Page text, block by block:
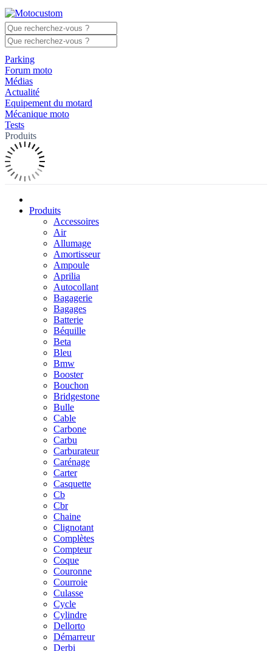
Parking
Forum moto
Médias
Actualité
Equipement du motard
Mécanique moto
Tests
Produits
Produits
Accessoires
Air
Allumage
Amortisseur
Ampoule
Aprilia
Autocollant
Bagagerie
Bagages
Batterie
Béquille
Beta
Bleu
Bmw
Booster
Bouchon
Bridgestone
Bulle
Cable
Carbone
Carbu
Carburateur
Carénage
Carter
Casquette
Cb
Cbr
Chaine
Clignotant
Complètes
Compteur
Coque
Couronne
Courroie
Culasse
Cycle
Cylindre
Dellorto
Démarreur
Derbi